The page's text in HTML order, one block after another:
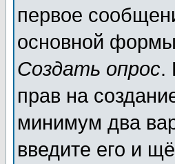
первое
основной
Создать опрос.
прав на
минимум два
введите его и